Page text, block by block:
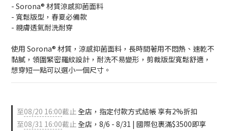
- Sorona® 材質涼感抑菌面料
- 寬鬆版型，春夏必備款
- 親膚透氣耐洗耐穿
使用 Sorona® 材質，涼感抑菌面料，長時間著用不悶熱、速乾不
黏膩，領圍緊密羅紋設計，耐洗不易變形，剪裁版型寬鬆舒適，
想穿短一點可以選小一個尺寸。
至08/20 16:00截止全店，指定付款方式結帳 享有2%折扣
至08/31 16:00截止全店，8/6 - 8/31 | 國際包裹滿$3500即享